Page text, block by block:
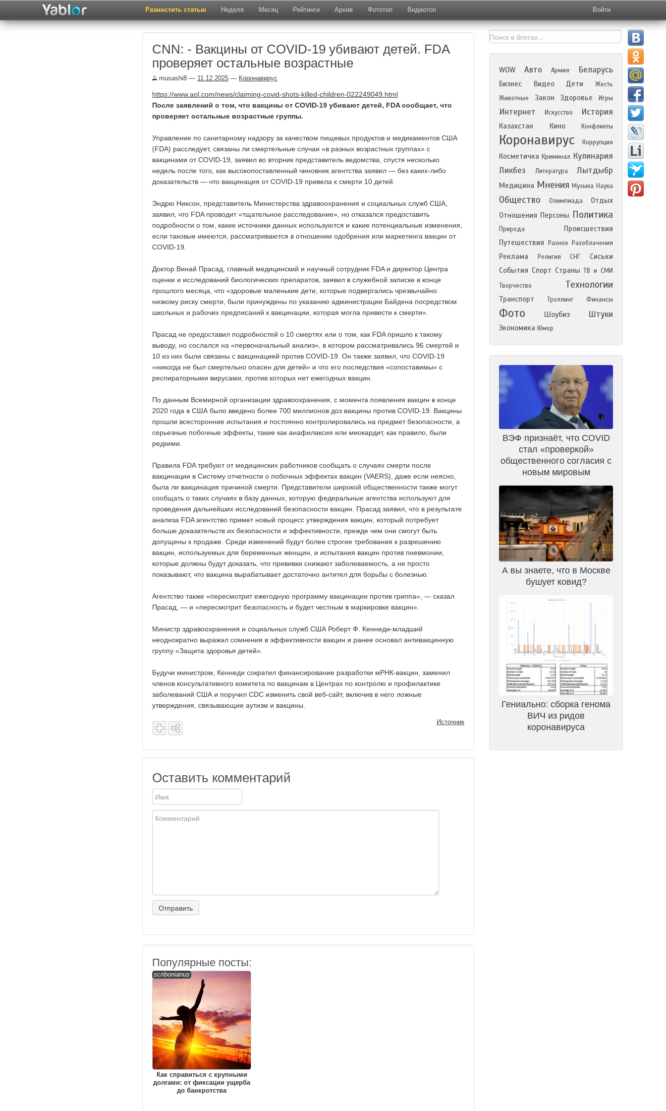
Разместить статью Неделя Месяц Рейтинги Архив Фототоп Видеотоп Войти
CNN: - Вакцины от COVID-19 убивают детей. FDA
проверяет остальные возрастные
musashi8 — 11.12.2025 — Коронавирус
https://www.aol.com/news/claiming-covid-shots-killed-children-022249049.html
После заявлений о том, что вакцины от COVID-19 убивают детей, FDA сообщает, что
проверяет остальные возрастные группы.
Управление по санитарному надзору за качеством пищевых продуктов и медикаментов США
(FDA) расследует, связаны ли смертельные случаи «в разных возрастных группах» с
вакцинами от COVID-19, заявил во вторник представитель ведомства, спустя несколько
недель после того, как высокопоставленный чиновник агентства заявил — без каких-либо
доказательств — что вакцинация от COVID-19 привела к смерти 10 детей.
Эндрю Никсон, представитель Министерства здравоохранения и социальных служб США,
заявил, что FDA проводит «тщательное расследование», но отказался предоставить
подробности о том, какие источники данных используются и какие потенциальные изменения,
если таковые имеются, рассматриваются в отношении одобрения или маркетинга вакцин от
COVID-19.
Доктор Винай Прасад, главный медицинский и научный сотрудник FDA и директор Центра
оценки и исследований биологических препаратов, заявил в служебной записке в конце
прошлого месяца, что «здоровые маленькие дети, которые подвергались чрезвычайно
низкому риску смерти, были принуждены по указанию администрации Байдена посредством
школьных и рабочих предписаний к вакцинации, которая могла привести к смерти».
Прасад не предоставил подробностей о 10 смертях или о том, как FDA пришло к такому
выводу, но сослался на «первоначальный анализ», в котором рассматривались 96 смертей и
10 из них были связаны с вакцинацией против COVID-19. Он также заявил, что COVID-19
«никогда не был смертельно опасен для детей» и что его последствия «сопоставимы» с
респираторными вирусами, против которых нет ежегодных вакцин.
По данным Всемирной организации здравоохранения, с момента появления вакцин в конце
2020 года в США было введено более 700 миллионов доз вакцины против COVID-19. Вакцины
прошли всесторонние испытания и постоянно контролировались на предмет безопасности, а
серьезные побочные эффекты, такие как анафилаксия или миокардит, как правило, были
редкими.
Правила FDA требуют от медицинских работников сообщать о случаях смерти после
вакцинации в Систему отчетности о побочных эффектах вакцин (VAERS), даже если неясно,
была ли вакцинация причиной смерти. Представители широкой общественности также могут
сообщать о таких случаях в базу данных, которую федеральные агентства используют для
проведения дальнейших исследований безопасности вакцин. Прасад заявил, что в результате
анализа FDA агентство примет новый процесс утверждения вакцин, который потребует
больше доказательств их безопасности и эффективности, прежде чем они смогут быть
допущены к продаже. Среди изменений будут более строгие требования к разрешению
вакцин, используемых для беременных женщин, и испытания вакцин против пневмонии,
которые должны будут доказать, что прививки снижают заболеваемость, а не просто
показывают, что вакцина вырабатывает достаточно антител для борьбы с болезнью.
Агентство также «пересмотрит ежегодную программу вакцинации против гриппа», — сказал
Прасад, — и «пересмотрит безопасность и будет честным в маркировке вакцин».
Министр здравоохранения и социальных служб США Роберт Ф. Кеннеди-младший
неоднократно выражал сомнения в эффективности вакцин и ранее основал антивакцинную
группу «Защита здоровья детей».
Будучи министром, Кеннеди сократил финансирование разработки мРНК-вакцин, заменил
членов консультативного комитета по вакцинам в Центрах по контролю и профилактике
заболеваний США и поручил CDC изменить свой веб-сайт, включив в него ложные
утверждения, связывающие аутизм и вакцины.
Источник
Оставить комментарий
Популярные посты:
scribonianus
Как справиться с крупными
долгами: от фиксации ущерба
до банкротства
WOW Авто Армия Беларусь
Бизнес Видео Дети
Жесть
Животные
Закон Здоровье Игры
Интернет Искусство История
Казахстан Кино Конфликты
Коронавирус Коррупция
Косметичка Криминал Кулинария
Ликбез
Литература Лытдыбр
Медицина Мнения Музыка Наука
Общество Олимпиада
Отдых
Отношения Персоны Политика
Природа
Происшествия
Путешествия
Разное Разоблачения
Реклама Религия СНГ
Сиськи
События Спорт Страны ТВ и СМИ
Творчество
Технологии
Транспорт Троллинг Финансы
Фото Шоубиз Штуки
Экономика Юмор
ВЭФ признаёт, что COVID
стал «проверкой»
общественного согласия с
новым мировым
А вы знаете, что в Москве
бушует ковид?
Гениально: сборка генома
ВИЧ из ридов
коронавируса